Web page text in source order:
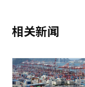
相关新闻